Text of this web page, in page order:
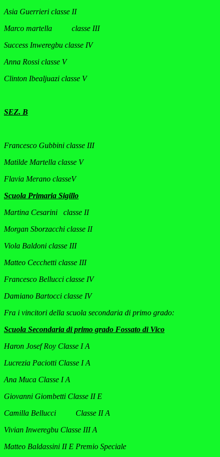
Asia Guerrieri classe II
Marco martella classe III
Success Inweregbu classe IV
Anna Rossi classe V
Clinton Ibealjuazi classe V
SEZ. B
Francesco Gubbini classe III
Matilde Martella classe V
Flavia Merano classeV
Scuola Primaria Sigillo
Martina Cesarini classe II
Morgan Sborzacchi classe II
Viola Baldoni classe III
Matteo Cecchetti classe III
Francesco Bellucci classe IV
Damiano Bartocci classe IV
Fra i vincitori della scuola secondaria di primo grado:
Scuola Secondaria di primo grado Fossato di Vico
Haron Josef Roy Classe I A
Lucrezia Paciotti Classe I A
Ana Muca Classe I A
Giovanni Giombetti Classe II E
Camilla Bellucci Classe II A
Vivian Inweregbu Classe III A
Matteo Baldassini II E Premio Speciale